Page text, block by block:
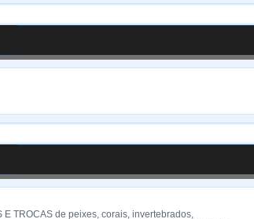
TROCAS de peixes, corais, invertebrados,